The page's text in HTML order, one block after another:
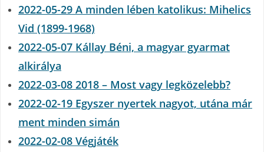
2022-05-29 A minden lében katolikus: Mihelics
Vid (1899-1968)
2022-05-07 Kállay Béni, a magyar gyarmat
alkirálya
2022-03-08 2018 – Most vagy legközelebb?
2022-02-19 Egyszer nyertek nagyot, utána már
ment minden simán
2022-02-08 Végjáték